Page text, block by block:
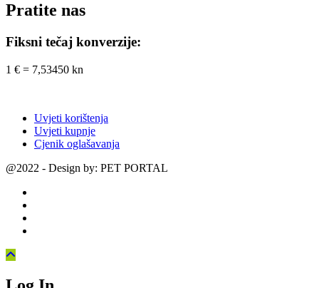
Pratite nas
Fiksni tečaj konverzije:
1 € = 7,53450 kn
Uvjeti korištenja
Uvjeti kupnje
Cjenik oglašavanja
@2022 - Design by: PET PORTAL